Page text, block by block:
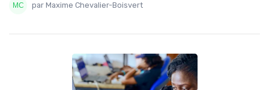
par Maxime Chevalier-Boisvert